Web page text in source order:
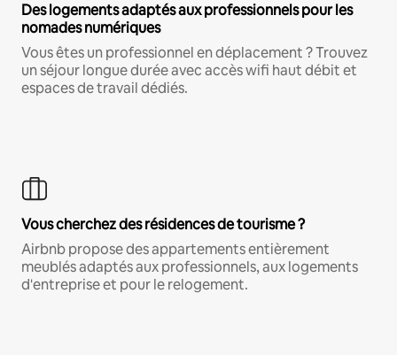
Des logements adaptés aux professionnels pour les
nomades numériques
Vous êtes un professionnel en déplacement ? Trouvez
un séjour longue durée avec accès wifi haut débit et
espaces de travail dédiés.
Vous cherchez des résidences de tourisme ?
Airbnb propose des appartements entièrement
meublés adaptés aux professionnels, aux logements
d'entreprise et pour le relogement.